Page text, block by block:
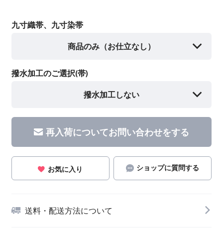
九寸織帯、九寸染帯
商品のみ（お仕立なし）
撥水加工のご選択(帯)
撥水加工しない
再入荷についてお問い合わせをする
お気に入り ショップに質問する
送料・配送方法について